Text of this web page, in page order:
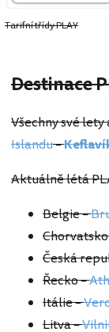
Tarifní třídy PLAY
Destinace
Všechny své
Islandu–
Aktuálně létá
Belgie –
Česká
Řecko –
Itálie –
Litva –